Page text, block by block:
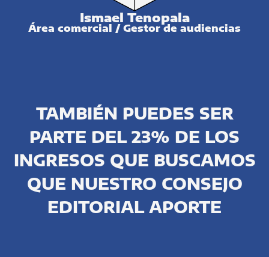
Ismael Tenopala
Área comercial / Gestor de audiencias
TAMBIÉN PUEDES SER
PARTE DEL 23% DE LOS
INGRESOS QUE BUSCAMOS
QUE NUESTRO CONSEJO
EDITORIAL APORTE